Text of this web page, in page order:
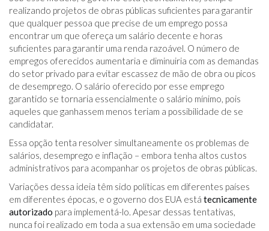
realizando projetos de obras públicas suficientes para garantir
que qualquer pessoa que precise de um emprego possa
encontrar um que ofereça um salário decente e horas
suficientes para garantir uma renda razoável. O número de
empregos oferecidos aumentaria e diminuiria com as demandas
do setor privado para evitar escassez de mão de obra ou picos
de desemprego. O salário oferecido por esse emprego
garantido se tornaria essencialmente o salário mínimo, pois
aqueles que ganhassem menos teriam a possibilidade de se
candidatar.
Essa opção tenta resolver simultaneamente os problemas de
salários, desemprego e inflação – embora tenha altos custos
administrativos para acompanhar os projetos de obras públicas.
Variações dessa ideia têm sido políticas em diferentes países
em diferentes épocas, e o governo dos EUA está tecnicamente
autorizado para implementá-lo. Apesar dessas tentativas,
nunca foi realizado em toda a sua extensão em uma sociedade